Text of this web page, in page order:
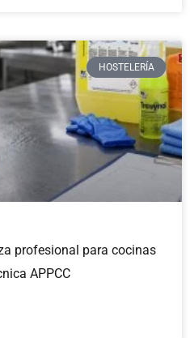
HOSTELERÍA
profesional para cocinas
APPCC